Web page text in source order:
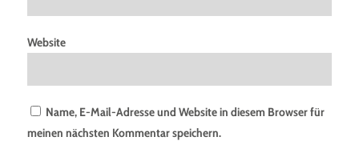
Website
Name, E-Mail-Adresse und Website in diesem Browser für
meinen nächsten Kommentar speichern.